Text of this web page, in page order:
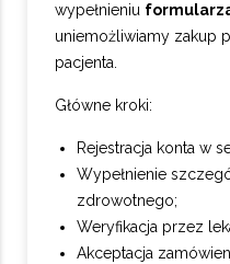
wypełnieniu
uniemożliwiamy zakup
pacjenta.
Główne kroki:
Rejestracja konta w
Wypełnienie
zdrowotnego;
Weryfikacja przez
Akceptacja